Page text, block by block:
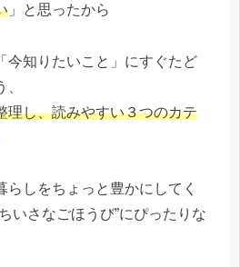
」と思ったから
今知りたいこと」にすぐたど
理し、読みやすい３つのカテ
らしをちょっと豊かにしてく
いさなごほうび”にぴったりな